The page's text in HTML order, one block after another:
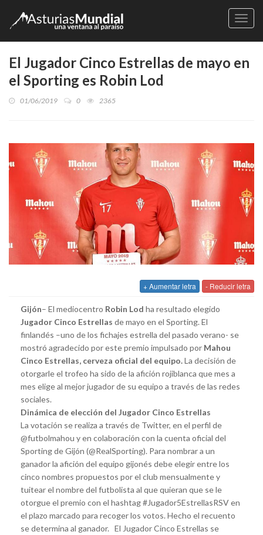
El Jugador Cinco Estrellas de mayo en
el Sporting es Robin Lod
01/06/2019 0 2365
+ Aumentar letra - Reducir letra
Gijón– El mediocentro Robin Lod ha resultado elegido
Jugador Cinco Estrellas de mayo en el Sporting. El
finlandés –uno de los fichajes estrella del pasado verano- se
mostró agradecido por este premio impulsado por Mahou
Cinco Estrellas, cerveza oficial del equipo.La decisión de
otorgarle el trofeo ha sido de la afición rojiblanca que mes a
mes elige al mejor jugador de su equipo a través de las redes
sociales.
Dinámica de elección del Jugador Cinco Estrellas
La votación se realiza a través de Twitter, en el perfil de
@futbolmahou y en colaboración con la cuenta oficial del
Sporting de Gijón (@RealSporting). Para nombrar a un
ganador la afición del equipo gijonés debe elegir entre los
cinco nombres propuestos por el club mensualmente y
tuitear el nombre del futbolista al que quieran que se le
otorgue el premio con el hashtag #Jugador5EstrellasRSV en
el plazo marcado para recoger los votos. Hecho el recuento
se determina al ganador. El Jugador Cinco Estrellas se